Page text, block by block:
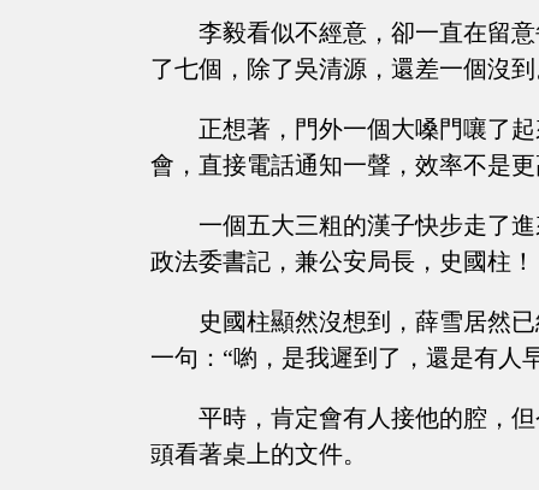
李毅看似不經意，卻一直在留
了七個，除了吳清源，還差一個沒
正想著，門外一個大嗓門嚷了
會，直接電話通知一聲，效率不是
一個五大三粗的漢子快步走了
政法委書記，兼公安局長，史國柱！
史國柱顯然沒想到，薛雪居然
一句：“喲，是我遲到了，還是有人
平時，肯定會有人接他的腔，
頭看著桌上的文件。